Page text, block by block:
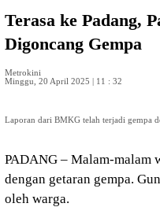
Terasa ke Padang,
Digoncang Gempa
Metrokini
Minggu, 20 April 2025 | 11 : 32
Laporan dari BMKG telah terjadi gempa
PADANG – Malam-malam
dengan getaran gempa.
oleh warga.